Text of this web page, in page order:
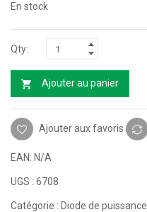
En stock
Ajouter au panier
Ajouter aux favoris
EAN: N/A
UGS : 6708
Catégorie : Diode de puissance